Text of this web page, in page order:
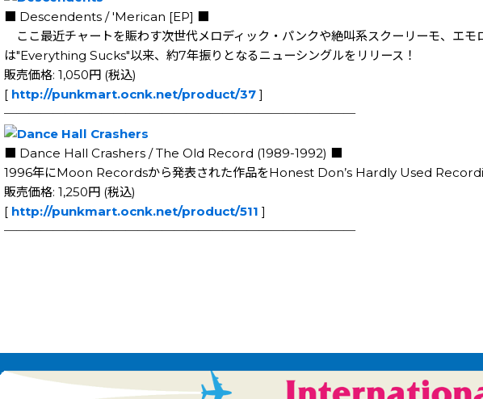
■ Descendents / 'Merican [EP] ■
ここ最近チャートを賑わす次世代メロディック・パンクや絶叫系スクーリーモ、エ
は"Everything Sucks"以来、約7年振りとなるニューシングルをリリース！
販売価格: 1,050円 (税込)
[ http://punkmart.ocnk.net/product/37 ]
─────────────────────────────
■ Dance Hall Crashers / The Old Record (1989-1992) ■
1996年にMoon Recordsから発表された作品をHonest Don’s Hardly Used
販売価格: 1,250円 (税込)
[ http://punkmart.ocnk.net/product/511 ]
─────────────────────────────